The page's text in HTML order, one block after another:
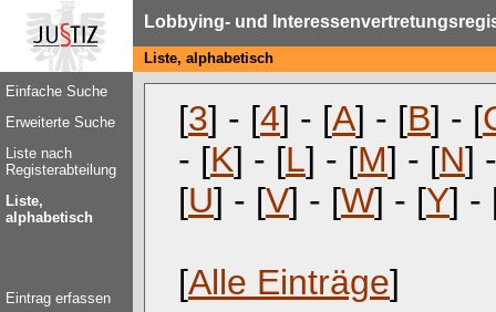
Lobbying- und
Liste, alphabetisch
[3] - [4] - [A] - [B] - [
- [K] - [L] - [M] - [N]
[U] - [V] - [W] - [Y] -
[Alle Einträge]
Einfache Suche
Erweiterte Suche
Liste nach
Registerabteilung
Liste,
alphabetisch
Eintrag erfassen